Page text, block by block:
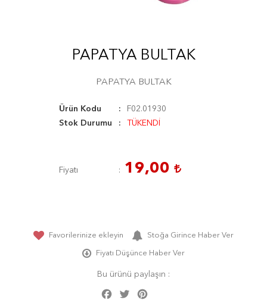
PAPATYA BULTAK
PAPATYA BULTAK
Ürün Kodu
F02.01930
Stok Durumu
TÜKENDİ
Fiyatı 19,00
Favorilerinize ekleyin Stoğa Girince Haber Ver
Fiyatı Düşünce Haber Ver
Bu ürünü paylaşın :
Facebook
Twitter